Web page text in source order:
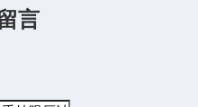
言